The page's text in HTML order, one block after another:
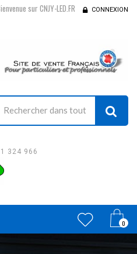
sur CNJY-LED.FR CONNEXION
324 966
0